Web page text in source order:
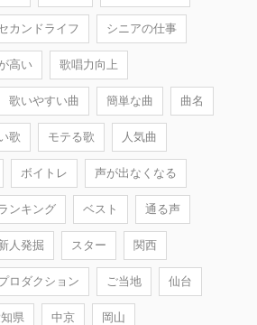
カンドライフ シニアの仕事
高い 歌唱力向上
歌いやすい曲 簡単な曲 曲名
歌 モテる歌 人気曲
ボイトレ 声が出なくなる
ンキング ベスト 通る声
人発掘 スター 関西
ロダクション ご当地 仙台
県 中京 岡山